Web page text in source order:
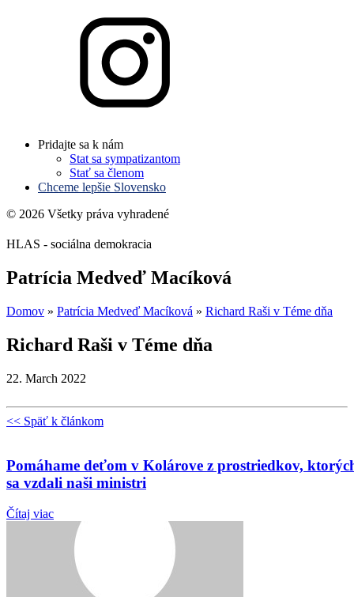
Pridajte sa k nám
Stat sa sympatizantom
Stať sa členom
Chceme lepšie Slovensko
© 2026 Všetky práva vyhradené
HLAS - sociálna demokracia
Patrícia Medveď Macíková
Domov » Patrícia Medveď Macíková » Richard Raši v Téme dňa
Richard Raši v Téme dňa
22. March 2022
<< Späť k článkom
Pomáhame deťom v Kolárove z prostriedkov,
sa vzdali naši ministri
Čítaj viac